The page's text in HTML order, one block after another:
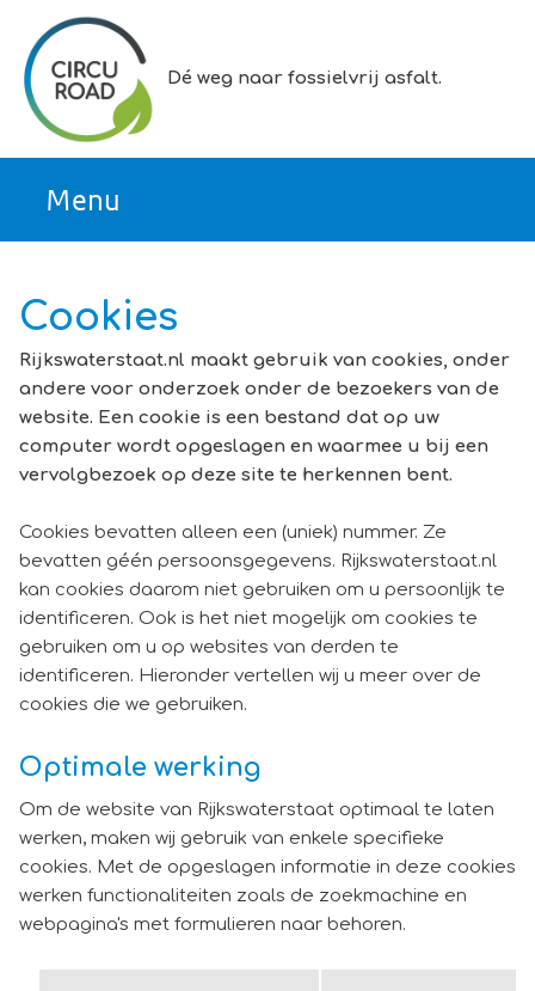
Ga direct naar inhoud
Dé weg naar fossielvrij asfalt.
Cookies
Rijkswaterstaat.nl maakt gebruik van cookies, onder
andere voor onderzoek onder de bezoekers van de
website. Een cookie is een bestand dat op uw
computer wordt opgeslagen en waarmee u bij een
vervolgbezoek op deze site te herkennen bent.
Cookies bevatten alleen een (uniek) nummer. Ze
bevatten géén persoonsgegevens. Rijkswaterstaat.nl
kan cookies daarom niet gebruiken om u persoonlijk te
identificeren. Ook is het niet mogelijk om cookies te
gebruiken om u op websites van derden te
identificeren. Hieronder vertellen wij u meer over de
cookies die we gebruiken.
Optimale werking
Om de website van Rijkswaterstaat optimaal te laten
werken, maken wij gebruik van enkele specifieke
cookies. Met de opgeslagen informatie in deze cookies
werken functionaliteiten zoals de zoekmachine en
webpagina's met formulieren naar behoren.